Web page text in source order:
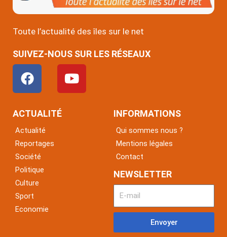
Toute l’actualité des îles sur le net
SUIVEZ-NOUS SUR LES RÉSEAUX
F
a
c
e
o
o
k
Y
o
u
ACTUALITÉ
Actualité
Reportages
Société
Politique
Culture
Sport
Economie
INFORMATIONS
Qui sommes nous ?
Mentions légales
Contact
NEWSLETTER
Envoyer